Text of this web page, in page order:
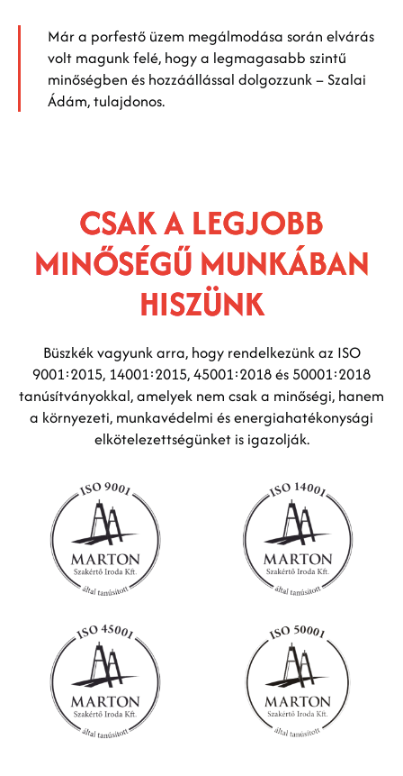
Már a porfestő üzem megálmodása során elvárás
volt magunk felé, hogy a legmagasabb szintű
minőségben és hozzáállással dolgozzunk – Szalai
Ádám, tulajdonos.
CSAK A LEGJOBB
MINŐSÉGŰ MUNKÁBAN
HISZÜNK
Büszkék vagyunk arra, hogy rendelkezünk az ISO
9001:2015, 14001:2015, 45001:2018 és 50001:2018
tanúsítványokkal, amelyek nem csak a minőségi, hanem
a környezeti, munkavédelmi és energiahatékonysági
elkötelezettségünket is igazolják.